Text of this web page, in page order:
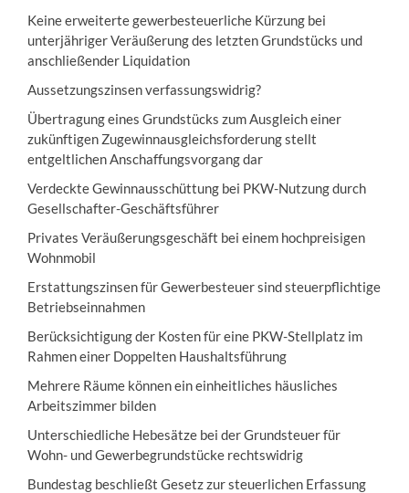
Keine erweiterte gewerbesteuerliche Kürzung bei
unterjähriger Veräußerung des letzten Grundstücks und
anschließender Liquidation
Aussetzungszinsen verfassungswidrig?
Übertragung eines Grundstücks zum Ausgleich einer
zukünftigen Zugewinnausgleichsforderung stellt
entgeltlichen Anschaffungsvorgang dar
Verdeckte Gewinnausschüttung bei PKW-Nutzung durch
Gesellschafter-Geschäftsführer
Privates Veräußerungsgeschäft bei einem hochpreisigen
Wohnmobil
Erstattungszinsen für Gewerbesteuer sind steuerpflichtige
Betriebseinnahmen
Berücksichtigung der Kosten für eine PKW-Stellplatz im
Rahmen einer Doppelten Haushaltsführung
Mehrere Räume können ein einheitliches häusliches
Arbeitszimmer bilden
Unterschiedliche Hebesätze bei der Grundsteuer für
Wohn- und Gewerbegrundstücke rechtswidrig
Bundestag beschließt Gesetz zur steuerlichen Erfassung